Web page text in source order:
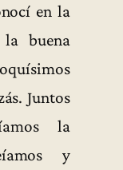
en la
buena
Juntos
la
y